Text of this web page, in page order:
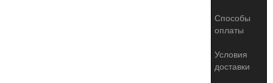
Способы
оплаты
Условия
доставки